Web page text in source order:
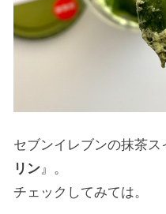
セブンイレブンの抹茶ス
リン』。
チェックしてみては。